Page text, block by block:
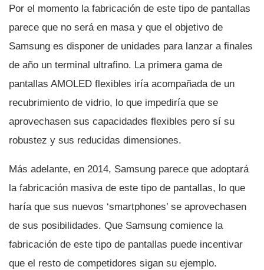
Por el momento la fabricación de este tipo de pantallas
parece que no será en masa y que el objetivo de
Samsung es disponer de unidades para lanzar a finales
de año un terminal ultrafino. La primera gama de
pantallas AMOLED flexibles irí­a acompañada de un
recubrimiento de vidrio, lo que impedirí­a que se
aprovechasen sus capacidades flexibles pero sí­ su
robustez y sus reducidas dimensiones.
Más adelante, en 2014, Samsung parece que adoptará
la fabricación masiva de este tipo de pantallas, lo que
harí­a que sus nuevos ‘smartphones’ se aprovechasen
de sus posibilidades. Que Samsung comience la
fabricación de este tipo de pantallas puede incentivar
que el resto de competidores sigan su ejemplo.